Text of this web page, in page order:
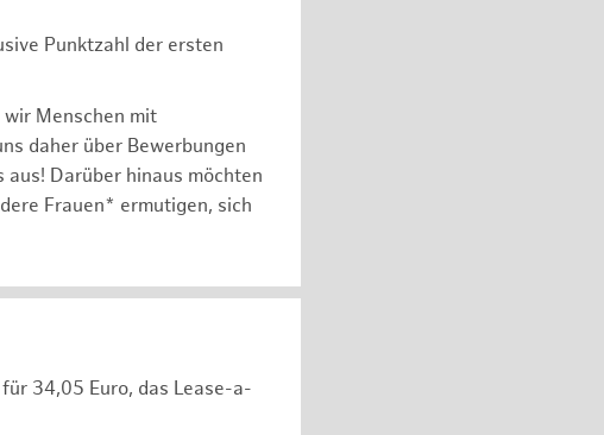
Punktzahl der ersten
Menschen mit
daher über Bewerbungen
Darüber hinaus möchten
Frauen* ermutigen, sich
34,05 Euro, das Lease-a-